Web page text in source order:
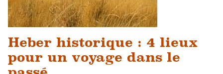
Heber historique : 4 lieux
pour un voyage dans le